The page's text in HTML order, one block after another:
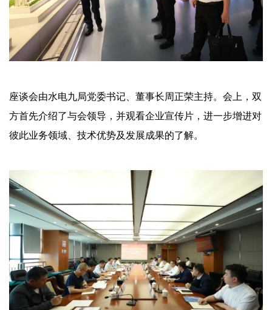
座谈会由水电九局党委书记、董事长周正荣主持。会上，双
方首先介绍了与会领导，并观看企业宣传片，进一步增进对
彼此业务领域、技术优势及发展成果的了解。